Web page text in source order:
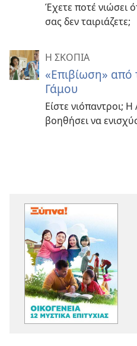
Έχετε ποτέ νιώσει
σας δεν ταιριάζετε;
Η ΣΚΟΠΙΑ
«Επιβίωση»
Γάμου
Είστε νιόπαντροι;
βοηθήσει να